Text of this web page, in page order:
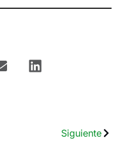
Siguiente